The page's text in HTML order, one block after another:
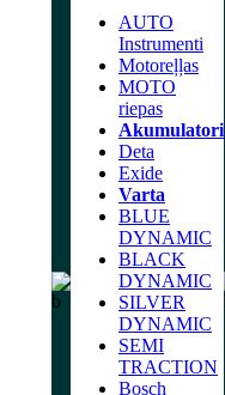
AUTO
Instrumenti
Motoreļļas
MOTO
riepas
Akumulatori
Deta
Exide
Varta
BLUE
DYNAMIC
BLACK
DYNAMIC
SILVER
DYNAMIC
SEMI
TRACTION
Bosch